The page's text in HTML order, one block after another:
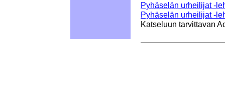
Pyhäselän urheilijat -
Pyhäselän urheilijat -
Katseluun tarvittavan